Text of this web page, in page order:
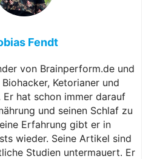
Fendt
von Brainperform.de und
Ketorianer und
Er hat schon immer darauf
und seinen Schlaf zu
Erfahrung gibt er in
wieder. Seine Artikel sind
Studien untermauert. Er